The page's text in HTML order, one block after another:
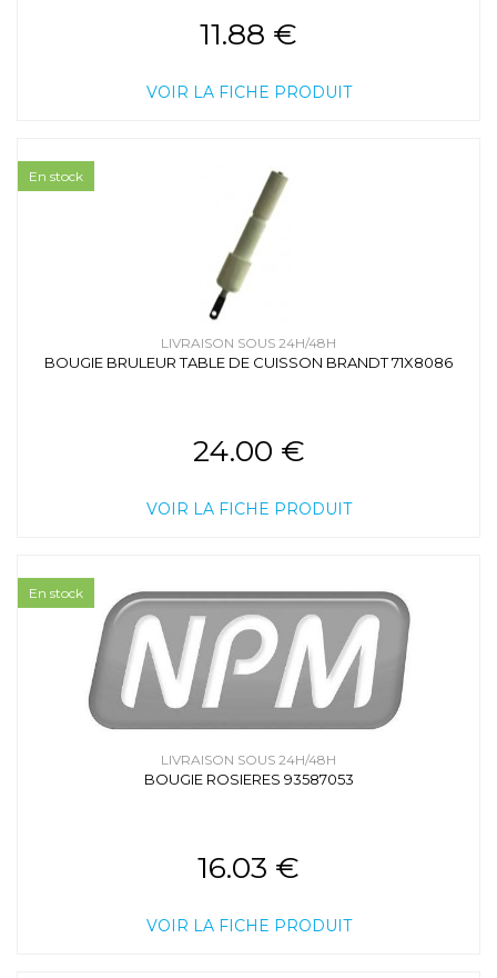
11.88 €
VOIR LA FICHE PRODUIT
LIVRAISON SOUS 24H/48H
BOUGIE BRULEUR TABLE DE CUISSON BRANDT 71X8086
24.00 €
VOIR LA FICHE PRODUIT
En stock
LIVRAISON SOUS 24H/48H
BOUGIE ROSIERES 93587053
16.03 €
VOIR LA FICHE PRODUIT
En stock